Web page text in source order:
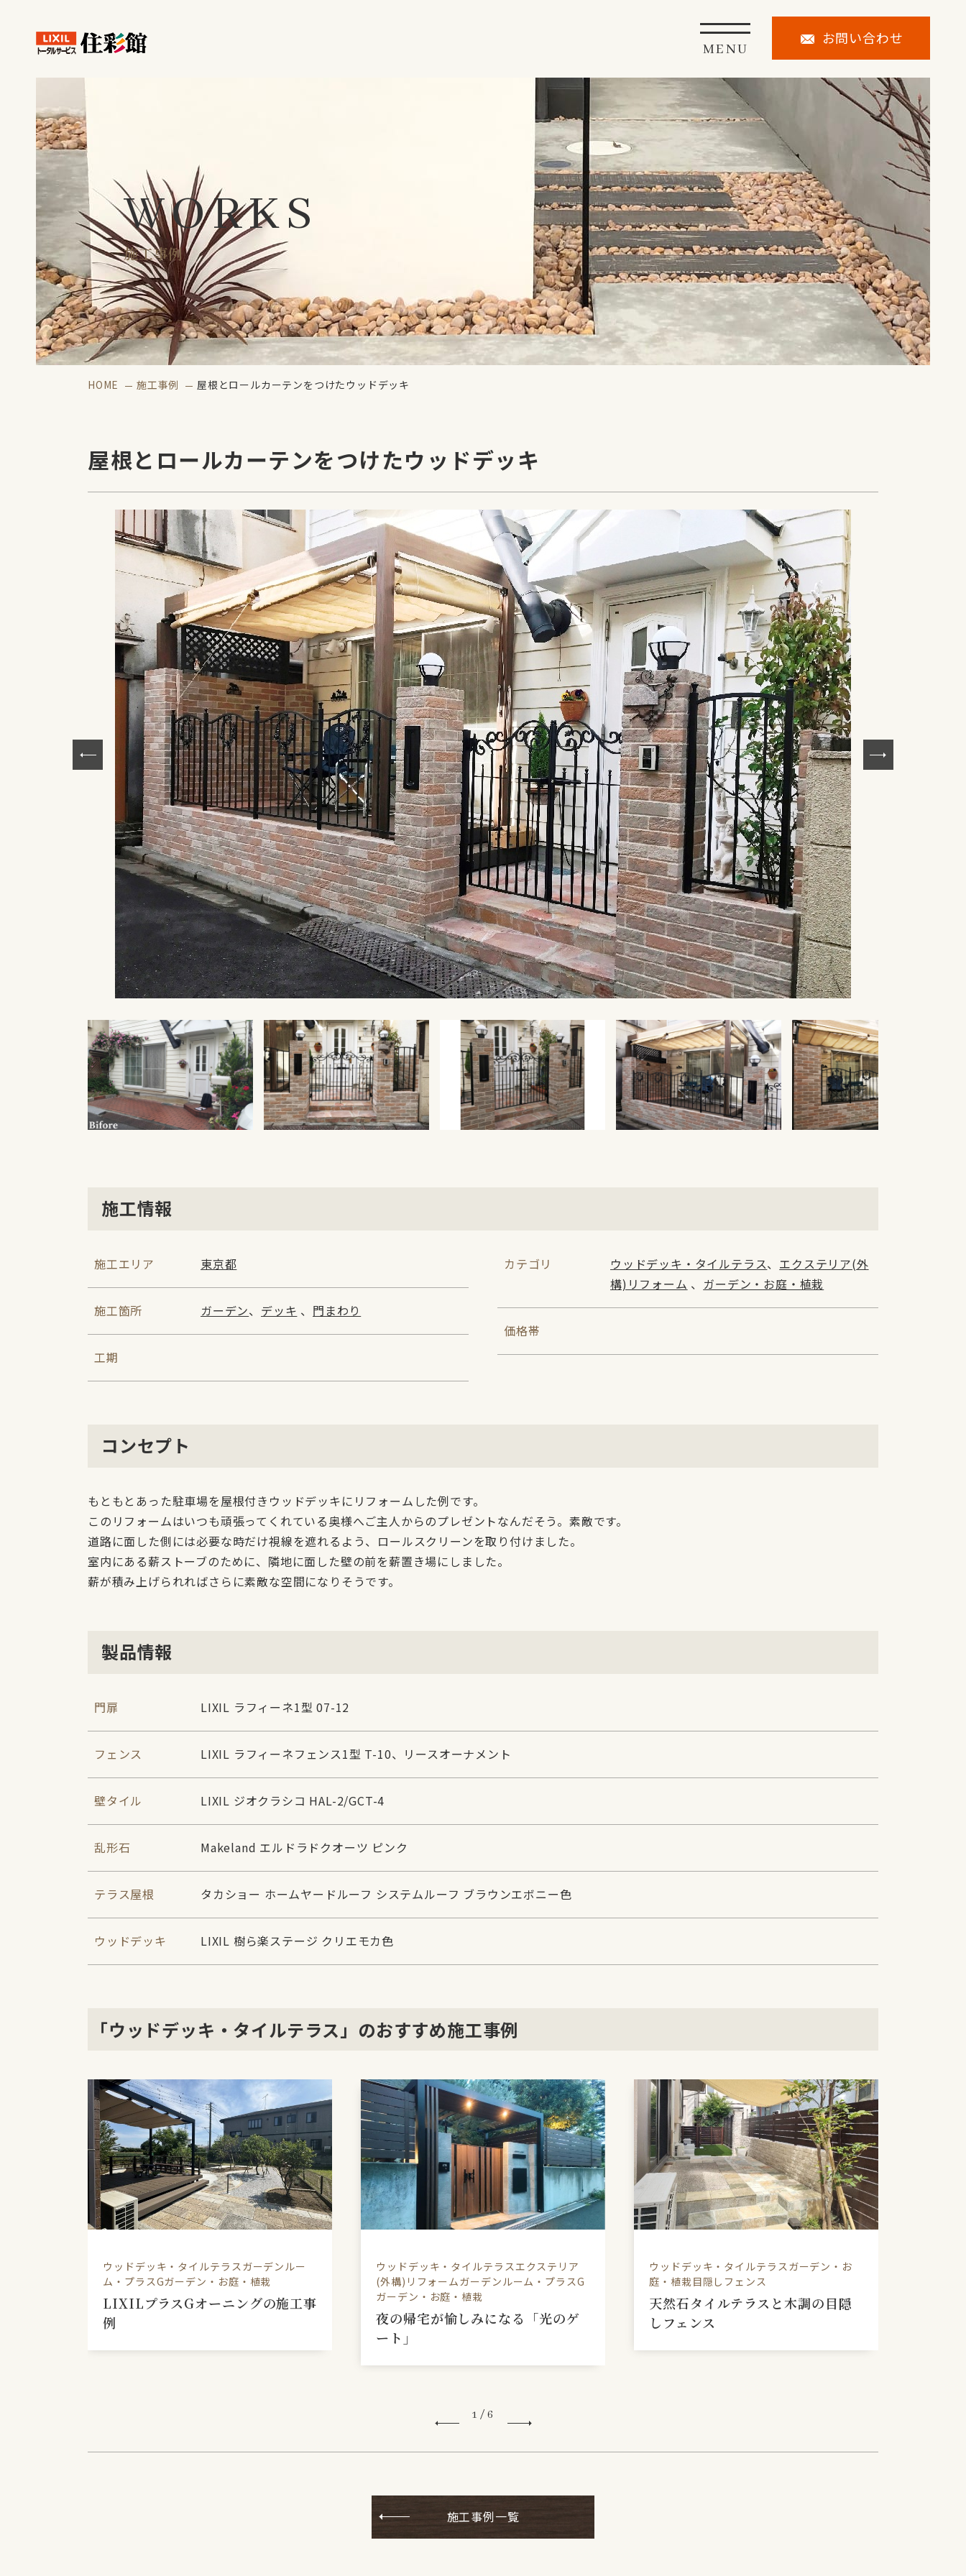
MENU
お問い合わせ
WORKS
施工事例
HOME 施工事例 屋根とロールカーテンをつけたウッドデッキ
屋根とロールカーテンをつけたウッドデッキ
施工情報
施工エリア 東京都
施工箇所 ガーデン、 デッキ 、 門まわり
工期
カテゴリ ウッドデッキ・タイルテラス、 エクステリア(外
構)リフォーム 、 ガーデン・お庭・植栽
価格帯
コンセプト
もともとあった駐車場を屋根付きウッドデッキにリフォームした例です。
このリフォームはいつも頑張ってくれている奥様へご主人からのプレゼントなんだそう。素敵です。
道路に面した側には必要な時だけ視線を遮れるよう、ロールスクリーンを取り付けました。
室内にある薪ストーブのために、隣地に面した壁の前を薪置き場にしました。
薪が積み上げられればさらに素敵な空間になりそうです。
製品情報
門扉 LIXIL ラフィーネ1型 07-12
フェンス LIXIL ラフィーネフェンス1型 T-10、リースオーナメント
壁タイル LIXIL ジオクラシコ HAL-2/GCT-4
乱形石 Makeland エルドラドクオーツ ピンク
テラス屋根 タカショー ホームヤードルーフ システムルーフ ブラウンエボニー色
ウッドデッキ LIXIL 樹ら楽ステージ クリエモカ色
「ウッドデッキ・タイルテラス」のおすすめ施工事例
ウッドデッキ・タイルテラスガーデンルー
ム・プラスGガーデン・お庭・植栽
LIXILプラスGオーニングの施工事
例
ウッドデッキ・タイルテラスエクステリア
(外構)リフォームガーデンルーム・プラスG
ガーデン・お庭・植栽
夜の帰宅が愉しみになる「光のゲ
ート」
ウッドデッキ・タイルテラスガーデン・お
庭・植栽目隠しフェンス
天然石タイルテラスと木調の目隠
しフェンス
1 /6
施工事例一覧